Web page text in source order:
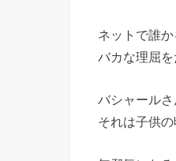
ネットで誰
バカな理屈
バシャールさ
それは子供